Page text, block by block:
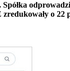
o 22